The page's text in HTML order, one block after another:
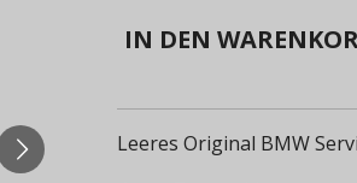
IN DEN
Leeres Original BMW